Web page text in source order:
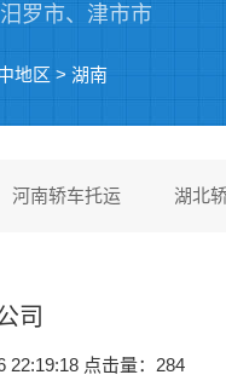
罗市、津市市
地区 > 湖南
河南轿车托运 湖北
司
点击量： 284